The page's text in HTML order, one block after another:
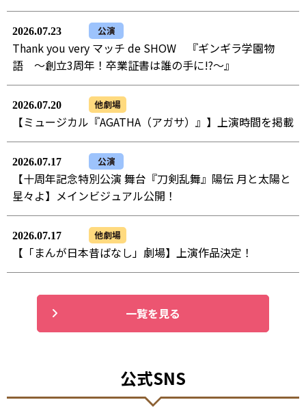
2026.07.23 公演
Thank you very マッチ de SHOW 『ギンギラ学園物
語 ～創立3周年！卒業証書は誰の手に!?～』
2026.07.20 他劇場
【ミュージカル『AGATHA（アガサ）』】上演時間を掲載
2026.07.17 公演
【十周年記念特別公演 舞台『刀剣乱舞』陽伝 月と太陽と
星々よ】メインビジュアル公開！
2026.07.17 他劇場
【「まんが日本昔ばなし」劇場】上演作品決定！
一覧を見る
公式SNS